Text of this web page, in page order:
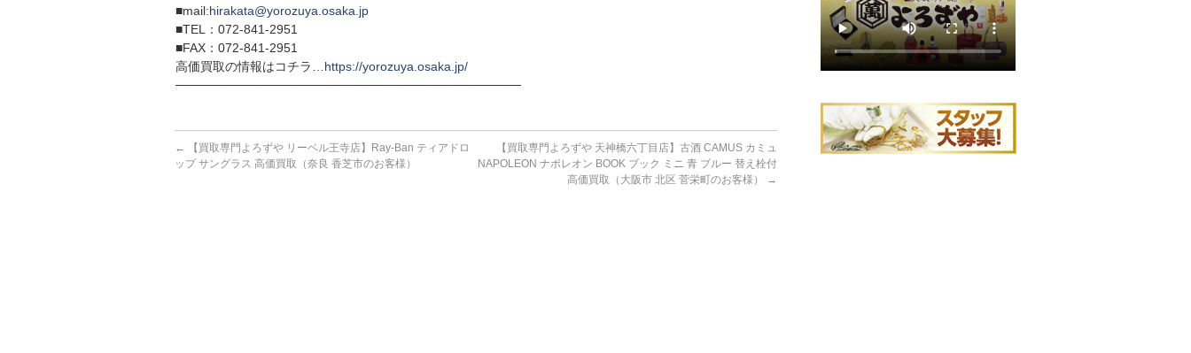
■mail:hirakata@yorozuya.osaka.jp
■TEL：072-841-2951
■FAX：072-841-2951
高価買取の情報はコチラ… https://yorozuya.osaka.jp/
───────────────────────────────────────
←
【買取専門よろずや リーベル王寺店】Ray-Ban ティアドロ
ップ サングラス 高価買取（奈良 香芝市のお客様）
【買取専門よろずや 天神橋六丁目店】古酒 CAMUS カミュ
NAPOLEON ナポレオン BOOK ブック ミニ 青 ブルー 替え栓付
高価買取（大阪市 北区 菅栄町のお客様）
→